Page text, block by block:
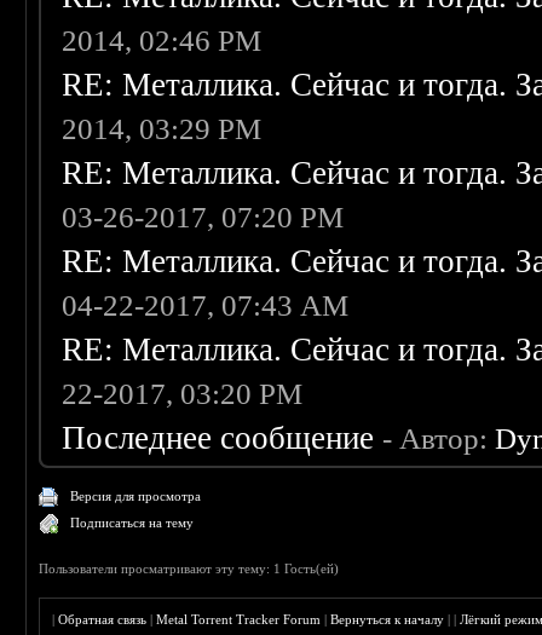
2014, 02:46 PM
RE: Металлика. Сейчас и тогда.
2014, 03:29 PM
RE: Металлика. Сейчас и тогда.
03-26-2017, 07:20 PM
RE: Металлика. Сейчас и тогда.
04-22-2017, 07:43 AM
RE: Металлика. Сейчас и тогда.
22-2017, 03:20 PM
Последнее сообщение - Автор:
Версия для просмотра
Подписаться на тему
Пользователи просматривают эту тему: 1 Гость(ей)
|Обратная связь |Metal Torrent Tracker Forum |Вернуться к началу ||Лёгкий